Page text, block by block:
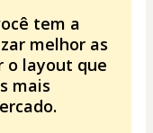
tem a
melhor as
o layout que
mais